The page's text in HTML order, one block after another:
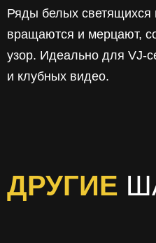
Ряды белых светящихся
вращаются и мерцают,
узор. Идеально для
и клубных видео.
ДРУГИЕ